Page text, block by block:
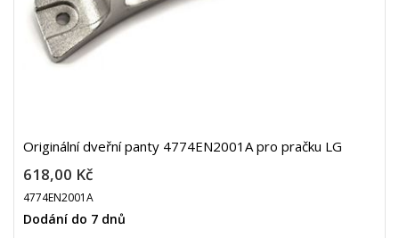
Originální dveřní panty 4774EN2001A pro pračku LG
618,00 Kč
4774EN2001A
Dodání do 7 dnů